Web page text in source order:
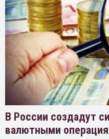
В России создадут
валютными